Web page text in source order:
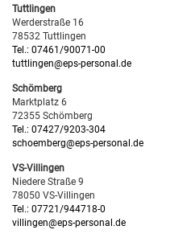
Tuttlingen
Werderstraße 16
78532 Tuttlingen
Tel.: 07461/90071-00
tuttlingen@eps-personal.de
Schömberg
Marktplatz 6
72355 Schömberg
Tel.: 07427/9203-304
schoemberg@eps-personal.de
VS-Villingen
Niedere Straße 9
78050 VS-Villingen
Tel.: 07721/944718-0
villingen@eps-personal.de